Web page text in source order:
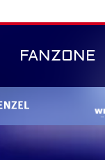
FANZONE